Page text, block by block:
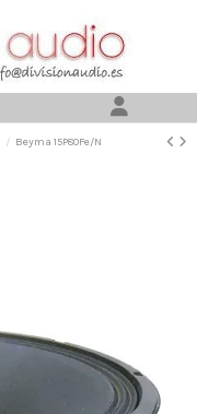
Beyma 15P80Fe/N